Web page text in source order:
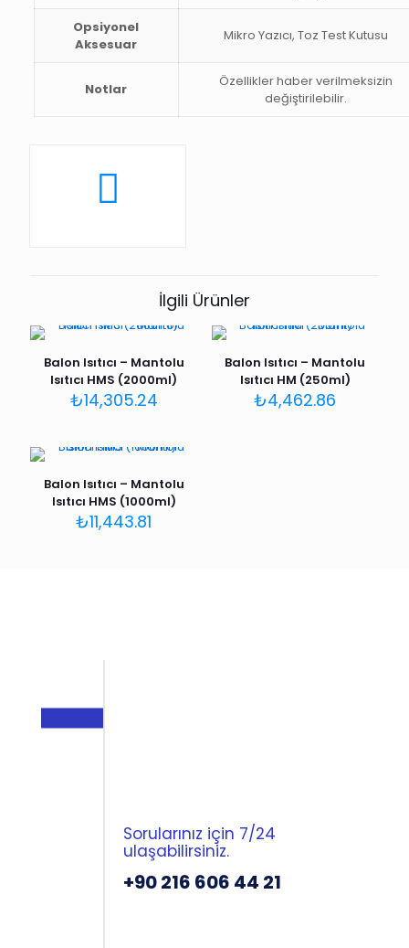
Opsiyonel
Aksesuar
Mikro Yazıcı, Toz Test Kutusu
Notlar
Özellikler haber verilmeksizin
değiştirilebilir.
İlgili Ürünler
Balon Isıtıcı – Mantolu
Isıtıcı HMS (2000ml)
₺14,305.24
Balon Isıtıcı – Mantolu
Isıtıcı HM (250ml)
₺4,462.86
Balon Isıtıcı – Mantolu
Isıtıcı HMS (1000ml)
₺11,443.81
Sorularınız için 7/24
ulaşabilirsiniz.
+90 216 606 44 21